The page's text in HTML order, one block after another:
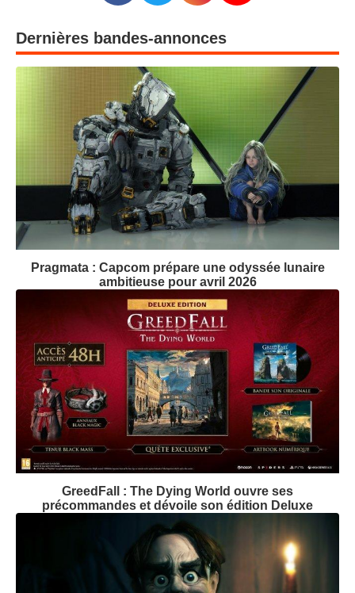
Dernières bandes-annonces
Pragmata : Capcom prépare une odyssée lunaire
ambitieuse pour avril 2026
GreedFall : The Dying World ouvre ses
précommandes et dévoile son édition Deluxe